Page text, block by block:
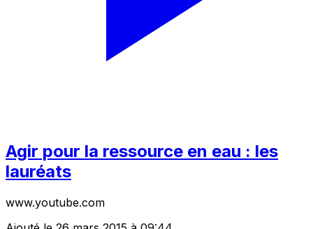
Agir pour la ressource en eau : les
lauréats
www.youtube.com